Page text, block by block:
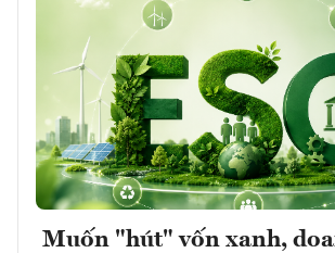
Muốn "hút" vốn xanh,